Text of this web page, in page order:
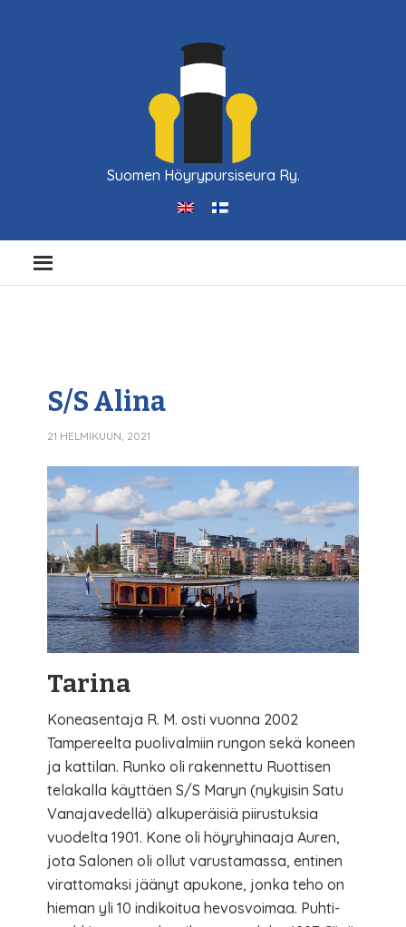
Suomen Höyrypursiseura Ry.
S/S Alina
21 HELMIKUUN, 2021
Tarina
Koneasentaja R. M. osti vuonna 2002
Tampereelta puolivalmiin rungon sekä koneen
ja kattilan. Runko oli rakennettu Ruottisen
telakalla käyttäen S/S Maryn (nykyisin Satu
Vanajavedellä) alkuperäisiä piirustuksia
vuodelta 1901. Kone oli höyryhinaaja Auren,
jota Salonen oli ollut varustamassa, entinen
virattomaksi jäänyt apukone, jonka teho on
hieman yli 10 indikoitua hevosvoimaa. Puhti-